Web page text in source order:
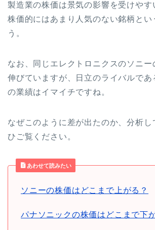
製造業の株価は景気の影響を受けやす
株価的にはあまり人気のない銘柄とい
う。
なお、同じエレクトロニクスのソニー
伸びていますが、日立のライバルであ
の業績はイマイチですね。
なぜこのように差が出たのか、分析
ひご覧ください。
あわせて読みたい
ソニーの株価はどこまで上がる？
パナソニックの株価はどこまで下